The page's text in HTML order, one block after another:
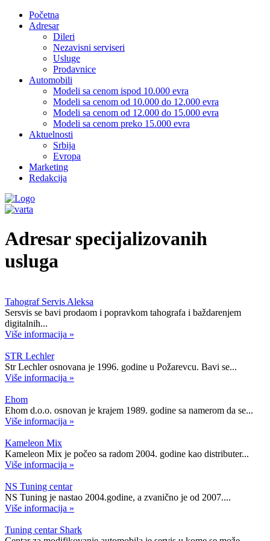
Početna
Adresar
Dileri
Nezavisni serviseri
Usluge
Prodavnice
Automobili
Modeli sa cenom ispod 10.000 evra
Modeli sa cenom od 10.000 do 12.000 evra
Modeli sa cenom od 12.000 do 15.000 evra
Modeli sa cenom preko 15.000 evra
Aktuelnosti
Srbija
Evropa
Marketing
Redakcija
Adresar specijalizovanih
usluga
Tahograf Servis Aleksa
Sersvis se bavi prodaom i popravkom tahografa i baždarenjem
digitalnih...
Više informacija »
STR Lechler
Str Lechler osnovana je 1996. godine u Požarevcu. Bavi se...
Više informacija »
Ehom
Ehom d.o.o. osnovan je krajem 1989. godine sa namerom da se...
Više informacija »
Kameleon Mix
Kameleon Mix je počeo sa radom 2004. godine kao distributer...
Više informacija »
NS Tuning centar
NS Tuning je nastao 2004.godine, a zvanično je od 2007....
Više informacija »
Tuning centar Shark